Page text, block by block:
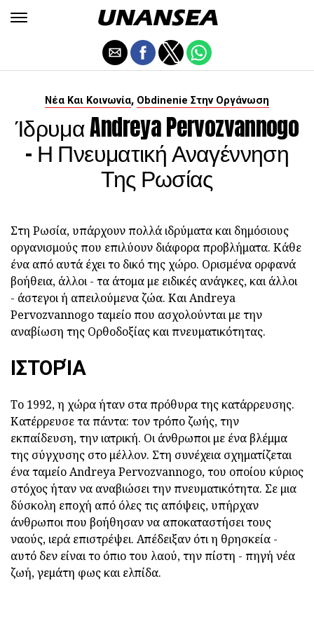
Νέα Και Κοινωνία, Obdinenie Στην Οργάνωση
Ίδρυμα Andreya Pervozvannogo
- Η Πνευματική Αναγέννηση
Της Ρωσίας
Στη Ρωσία, υπάρχουν πολλά ιδρύματα και δημόσιους
οργανισμούς που επιλύουν διάφορα προβλήματα. Κάθε
ένα από αυτά έχει το δικό της χώρο. Ορισμένα ορφανά
βοήθεια, άλλοι - τα άτομα με ειδικές ανάγκες, και άλλοι
- άστεγοι ή απειλούμενα ζώα. Και Andreya
Pervozvannogo ταμείο που ασχολούνται με την
αναβίωση της Ορθοδοξίας και πνευματικότητας.
ΙΣΤΟΡΊΑ
Το 1992, η χώρα ήταν στα πρόθυρα της κατάρρευσης.
Κατέρρευσε τα πάντα: τον τρόπο ζωής, την
εκπαίδευση, την ιατρική. Οι άνθρωποι με ένα βλέμμα
της σύγχυσης στο μέλλον. Στη συνέχεια σχηματίζεται
ένα ταμείο Andreya Pervozvannogo, του οποίου κύριος
στόχος ήταν να αναβιώσει την πνευματικότητα. Σε μια
δύσκολη εποχή από όλες τις απόψεις, υπήρχαν
άνθρωποι που βοήθησαν να αποκαταστήσει τους
ναούς, ιερά επιστρέψει. Απέδειξαν ότι η θρησκεία -
αυτό δεν είναι το όπιο του λαού, την πίστη - πηγή νέα
ζωή, γεμάτη φως και ελπίδα.